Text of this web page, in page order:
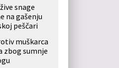
snage
na gašenju
peščari
muškarca
zbog sumnje